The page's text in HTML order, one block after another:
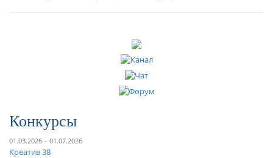
Конкурсы
01.03.2026 – 01.07.2026
Креатив 38